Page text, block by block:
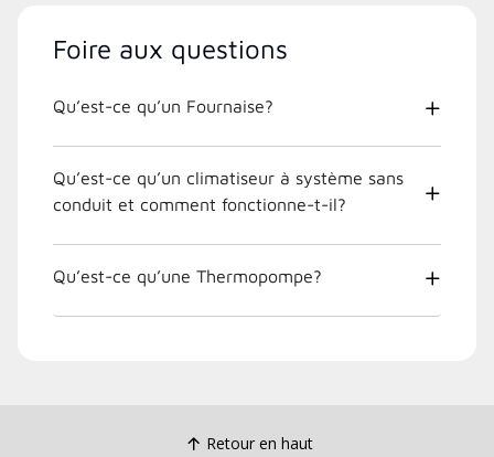
Foire aux questions
Qu’est-ce qu’un Fournaise?
Qu’est-ce qu’un climatiseur à système sans
conduit et comment fonctionne-t-il?
Qu’est-ce qu’une Thermopompe?
Retour en haut